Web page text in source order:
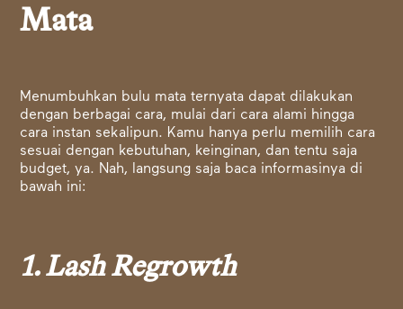
Mata
Menumbuhkan bulu mata ternyata dapat dilakukan
dengan berbagai cara, mulai dari cara alami hingga
cara instan sekalipun. Kamu hanya perlu memilih cara
sesuai dengan kebutuhan, keinginan, dan tentu saja
budget, ya. Nah, langsung saja baca informasinya di
bawah ini:
1. Lash Regrowth